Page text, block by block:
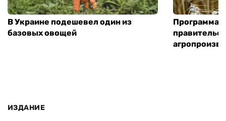
В Украине подешевел один из
базовых овощей
Программа
ИЗДАНИЕ